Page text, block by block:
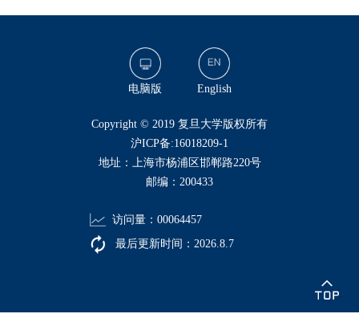
电脑版 English
​Copyright © 2019 复旦大学版权所有
沪ICP备:16018209-1
地址：上海市杨浦区邯郸路220号
邮编：200433
访问量： 00064457
最后更新时间： 2026 8 7